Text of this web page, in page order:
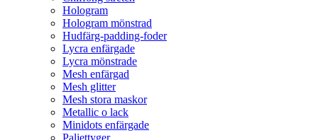
Hologram
Hologram mönstrad
Hudfärg-padding-foder
Lycra enfärgade
Lycra mönstrade
Mesh enfärgad
Mesh glitter
Mesh stora maskor
Metallic o lack
Minidots enfärgade